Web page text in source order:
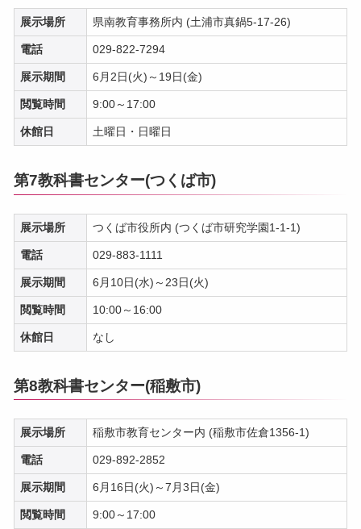
展示場所 県南教育事務所内 (土浦市真鍋5-17-26)
電話 029-822-7294
展示期間 6月2日(火)～19日(金)
閲覧時間 9:00～17:00
休館日 土曜日・日曜日
第7教科書センター(つくば市)
展示場所 つくば市役所内 (つくば市研究学園1-1-1)
電話 029-883-1111
展示期間 6月10日(水)～23日(火)
閲覧時間 10:00～16:00
休館日 なし
第8教科書センター(稲敷市)
展示場所 稲敷市教育センター内 (稲敷市佐倉1356-1)
電話 029-892-2852
展示期間 6月16日(火)～7月3日(金)
閲覧時間 9:00～17:00